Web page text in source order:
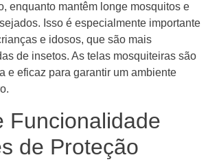
enquanto mantêm longe mosquitos e
Isso é especialmente importante
e idosos, que são mais
de insetos. As telas mosquiteiras são
e eficaz para garantir um ambiente
Funcionalidade
de Proteção